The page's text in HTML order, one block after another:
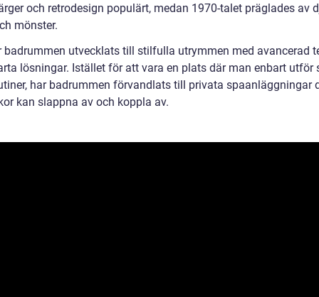
och retrodesign populärt, medan 1970-talet präglades av
mönster.
badrummen utvecklats till stilfulla utrymmen med avancerad
lösningar. Istället för att vara en plats där man enbart utför
har badrummen förvandlats till privata spaanläggningar
kan slappna av och koppla av.